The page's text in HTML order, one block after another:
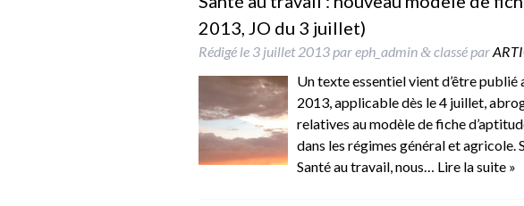
2013, JO du 3 juillet)
Rédigé le 3 juillet 2013 pareph_admin &classé par
Un texte essentiel vient d’être publié
2013, applicable dès le 4 juillet,
relatives au modèle de fiche
dans les régimes général et agricole.
Santé au travail, nous… Lire la suite »